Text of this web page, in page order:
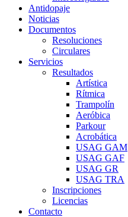
Antidopaje
Noticias
Documentos
Resoluciones
Circulares
Servicios
Resultados
Artística
Rítmica
Trampolín
Aeróbica
Parkour
Acrobática
USAG GAM
USAG GAF
USAG GR
USAG TRA
Inscripciones
Licencias
Contacto